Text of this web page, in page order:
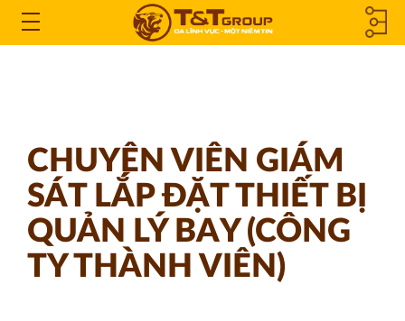
Open
CÔNG TY
CÔNG TY
LIÊN KẾT
CHUYÊN VIÊN GIÁM
SÁT LẮP ĐẶT THIẾT BỊ
QUẢN LÝ BAY (CÔNG
TY THÀNH VIÊN)